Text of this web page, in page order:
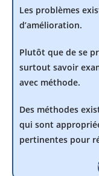
Les problèmes
d’amélioration.
Plutôt que de se
surtout savoir
avec méthode.
Des méthodes
qui sont
pertinentes pour